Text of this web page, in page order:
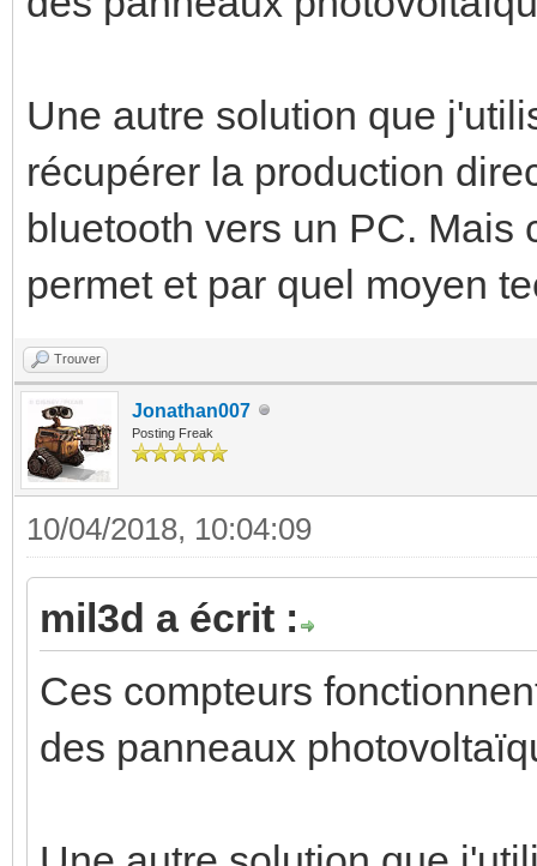
Une autre solution que
récupérer la production
bluetooth vers un PC. Mais
permet et par quel moyen
Trouver
Jonathan007
Posting Freak
10/04/2018, 10:04:09
mil3d a écrit :
Ces compteurs
des panneaux